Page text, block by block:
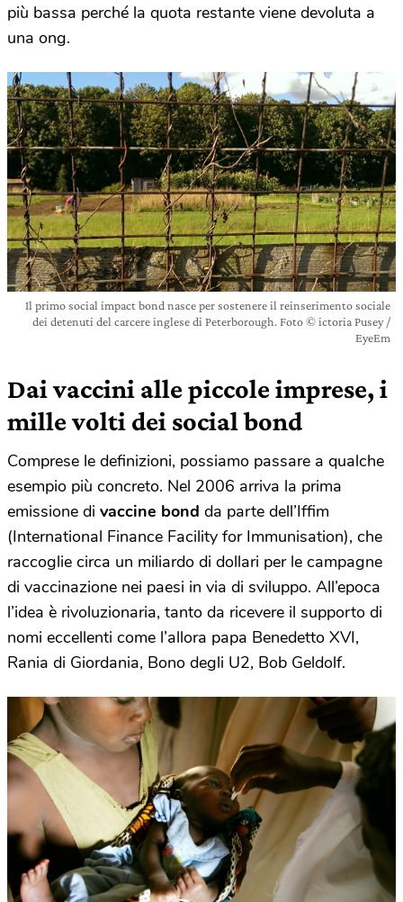
più bassa perché la quota restante viene devoluta a
una ong.
Il primo social impact bond nasce per sostenere il reinserimento sociale
dei detenuti del carcere inglese di Peterborough. Foto © ictoria Pusey /
EyeEm
Dai vaccini alle piccole imprese, i
mille volti dei social bond
Comprese le definizioni, possiamo passare a qualche
esempio più concreto. Nel 2006 arriva la prima
emissione di vaccine bond da parte dell’Iffim
(International Finance Facility for Immunisation), che
raccoglie circa un miliardo di dollari per le campagne
di vaccinazione nei paesi in via di sviluppo. All’epoca
l’idea è rivoluzionaria, tanto da ricevere il supporto di
nomi eccellenti come l’allora papa Benedetto XVI,
Rania di Giordania, Bono degli U2, Bob Geldolf.